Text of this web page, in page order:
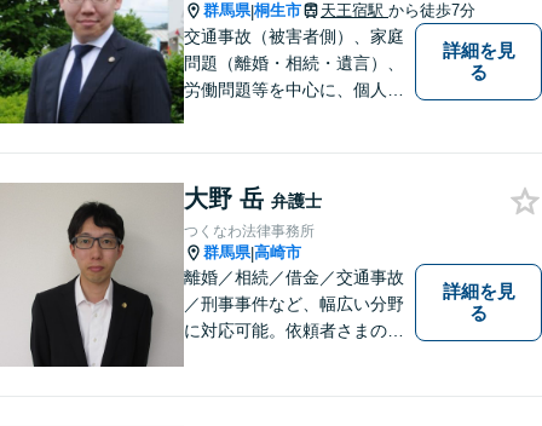
群馬県|桐生市 天王宿駅 から徒歩7分
交通事故（被害者側）、家庭
問題（離婚・相続・遺言）、
労働問題等を中心に、個人・
もご満足いただける質の高い
サービスを日々心がけていま
す。
詳細を見
る
大野 岳 弁護士
つくなわ法律事務所
群馬県|高崎市
離婚／相続／借金／交通事故
／刑事事件など、幅広い分野
に対応可能。依頼者さまの状
詳細を見
る